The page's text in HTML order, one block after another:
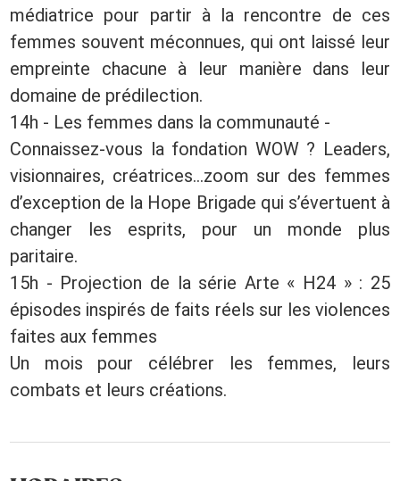
médiatrice pour partir à la rencontre de ces
femmes souvent méconnues, qui ont laissé leur
empreinte chacune à leur manière dans leur
domaine de prédilection.
14h - Les femmes dans la communauté -
Connaissez-vous la fondation WOW ? Leaders,
visionnaires, créatrices...zoom sur des femmes
d’exception de la Hope Brigade qui s’évertuent à
changer les esprits, pour un monde plus
paritaire.
15h - Projection de la série Arte « H24 » : 25
épisodes inspirés de faits réels sur les violences
faites aux femmes
Un mois pour célébrer les femmes, leurs
combats et leurs créations.